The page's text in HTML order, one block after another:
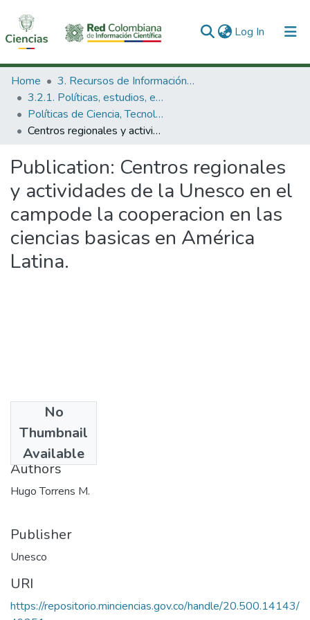
Log In (current)
Communities & Collections
All of DSpace
Statistics
Home
3. Recursos de Información Científica y Tecnológica
3.2.1. Políticas, estudios, evaluaciones e indicadores de CTeI
Políticas de Ciencia, Tecnología e Innovación
Centros regionales y actividades de la Unesco en el campode la cooperacion en las ciencias basicas en América Latina.
Publication: Centros regionales
y actividades de la Unesco en el
campode la cooperacion en las
ciencias basicas en América
Latina.
No
Thumbnail
Available
1973
Authors
Hugo Torrens M.
Publisher
Unesco
URI
https://repositorio.minciencias.gov.co/handle/20.500.14143/